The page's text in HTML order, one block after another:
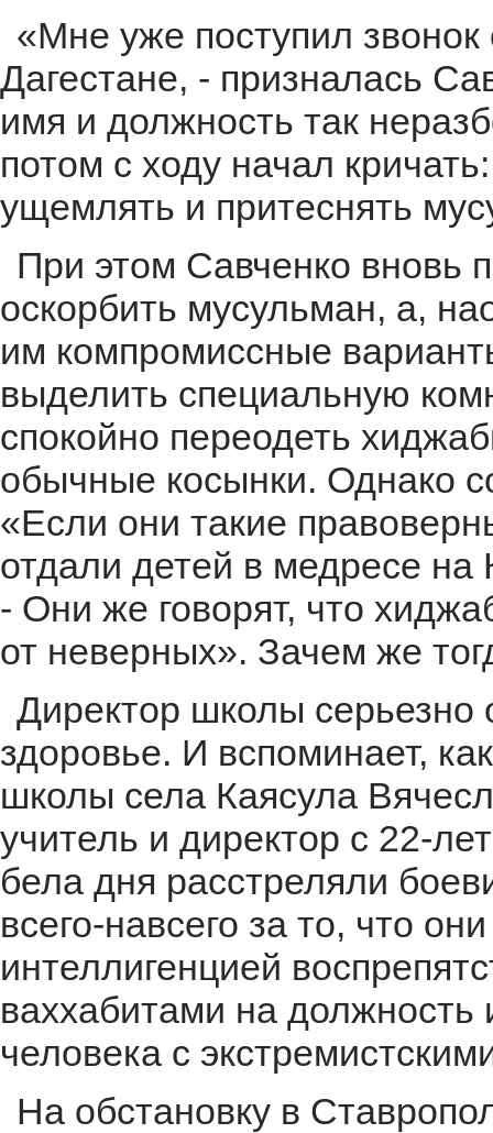
«Мне уже поступил звонок
Дагестане, - призналась
имя и должность так
потом с ходу начал
ущемлять и притеснять
При этом Савченко вновь
оскорбить мусульман, а,
им компромиссные
выделить специальную
спокойно переодеть
обычные косынки. Однако
«Если они такие
отдали детей в медресе на
- Они же говорят, что
от неверных». Зачем же
Директор школы серьезно
здоровье. И вспоминает,
школы села Каясула
учитель и директор с 22-
бела дня расстреляли
всего-навсего за то, что
интеллигенцией
ваххабитами на
человека с
На обстановку в